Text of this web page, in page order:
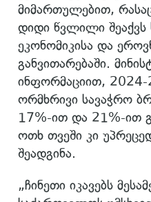
მიმართულებით,
დიდი წვლილი
ეკონომიკისა და
განვითარებაში.
ინფორმაციით,
ორმხრივი სავაჭრო
17%-ით და 21%-ით
ოთხ თვეში კი
შეადგინა.
„ჩინეთი იკავებს